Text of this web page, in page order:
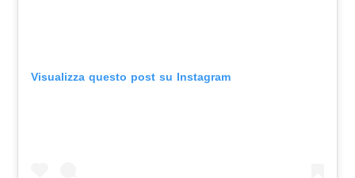
Visualizza questo post su Instagram